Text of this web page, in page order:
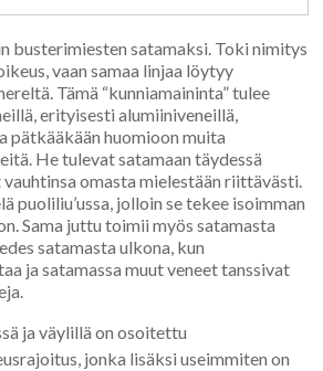
busterimiesten satamaksi. Toki nimitys
vaan samaa linjaa löytyy
Tämä “kunniamaininta” tulee
erityisesti alumiiniveneillä,
huomioon muita
He tulevat satamaan täydessä
vauhtinsa omasta mielestään riittävästi.
puoliliu’ussa, jolloin se tekee isoimman
Sama juttu toimii myös satamasta
satamasta ulkona, kun
ja satamassa muut veneet tanssivat
ja väylillä on osoitettu
jonka lisäksi useimmiten on